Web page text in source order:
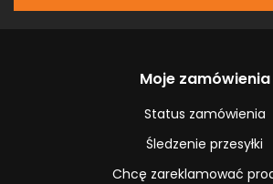
Moje zamówienia
Status zamówienia
Śledzenie przesyłki
Chcę zareklamować